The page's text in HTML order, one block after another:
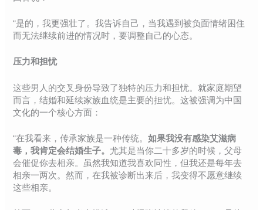
“是的，我更强壮了。我告诉自己，当我遇到被负面情绪困住
而无法继续前进的情况时，要调整自己的心态。
压力和担忧
这些男人的交叉身份导致了独特的压力和担忧。就家庭期望
而言，结婚和延续家族血统是主要的担忧。这被强调为中国
文化的一个核心方面：
“在我看来，传承家族是一种传统。如果我没有感染艾滋病
毒，我肯定会结婚生子。 尤其是当你二十多岁的时候，父母
会催促你去相亲。虽然我知道我喜欢同性，但我还是每年去
相亲一两次。然而，在我被诊断出来后，我变得不愿意继续
这些相亲。